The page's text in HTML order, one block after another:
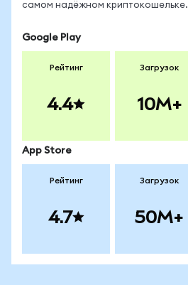
самом надёжном криптокошельке.
Google Play
Рейтинг
4.4
Загрузок
10M+
App Store
Рейтинг
4.7
Загрузок
50M+